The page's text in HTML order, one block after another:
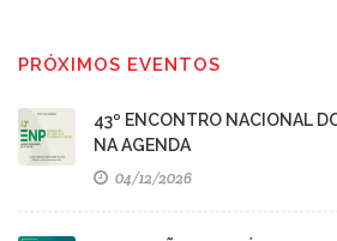
PRÓXIMOS EVENTOS
43º ENCONTRO NACIONAL
NA AGENDA
04/12/2026